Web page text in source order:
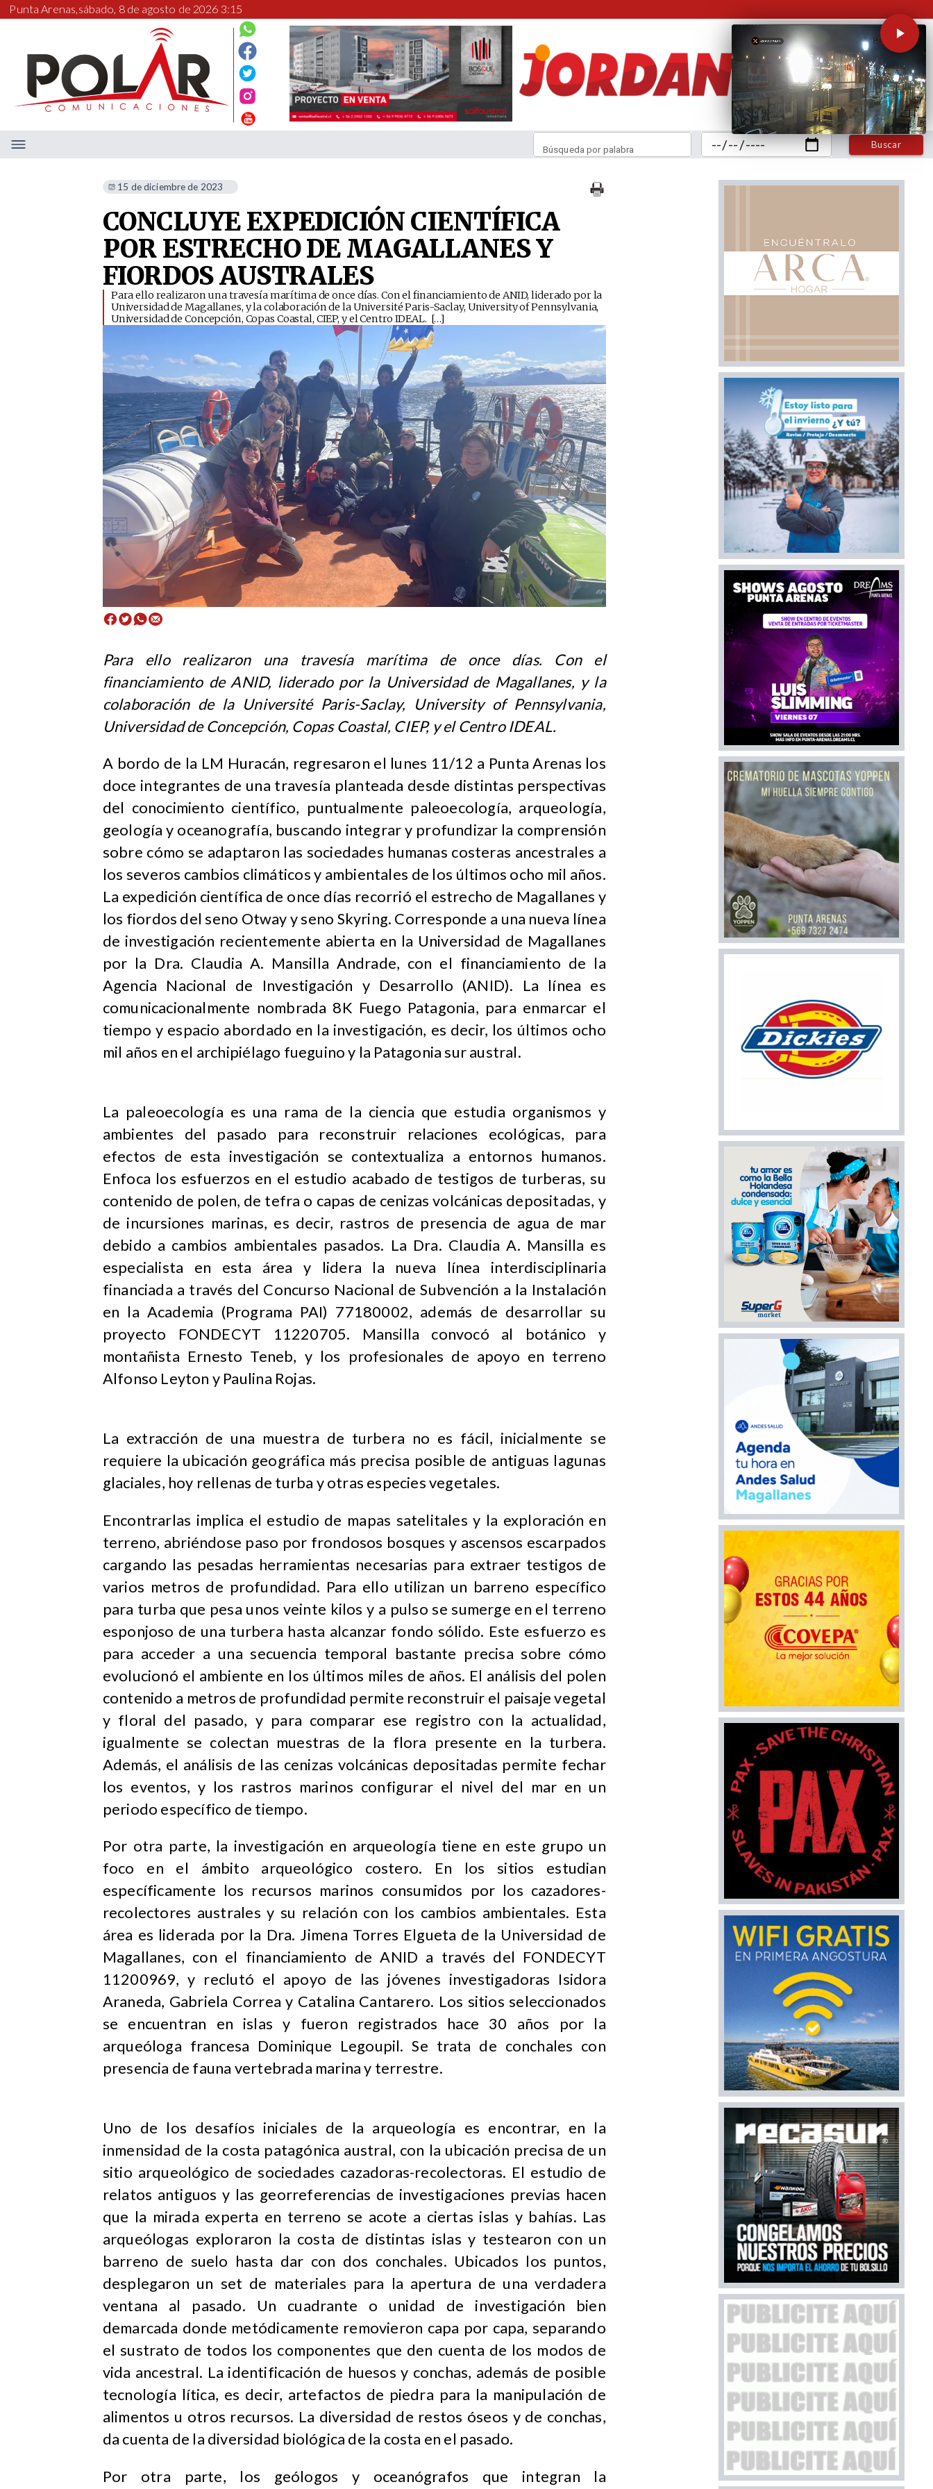
Punta Arenas,sábado, 8 de agosto de 2026 3:15
Buscar
Búsqueda por palabra
15 de diciembre de 2023
CONCLUYE EXPEDICIÓN CIENTÍFICA
POR ESTRECHO DE MAGALLANES Y
FIORDOS AUSTRALES
Para ello realizaron una travesía marítima de once días. Con el financiamiento de ANID, liderado por la
Universidad de Magallanes, y la colaboración de la Université Paris-Saclay, University of Pennsylvania,
Universidad de Concepción, Copas Coastal, CIEP, y el Centro IDEAL. […]
Para ello realizaron una travesía marítima de once días. Con el
financiamiento de ANID, liderado por la Universidad de Magallanes, y la
colaboración de la Université Paris-Saclay, University of Pennsylvania,
Universidad de Concepción, Copas Coastal, CIEP, y el Centro IDEAL.
A bordo de la LM Huracán, regresaron el lunes 11/12 a Punta Arenas los
doce integrantes de una travesía planteada desde distintas perspectivas
del conocimiento científico, puntualmente paleoecología, arqueología,
geología y oceanografía, buscando integrar y profundizar la comprensión
sobre cómo se adaptaron las sociedades humanas costeras ancestrales a
los severos cambios climáticos y ambientales de los últimos ocho mil años.
La expedición científica de once días recorrió el estrecho de Magallanes y
los fiordos del seno Otway y seno Skyring. Corresponde a una nueva línea
de investigación recientemente abierta en la Universidad de Magallanes
por la Dra. Claudia A. Mansilla Andrade, con el financiamiento de la
Agencia Nacional de Investigación y Desarrollo (ANID). La línea es
comunicacionalmente nombrada 8K Fuego Patagonia, para enmarcar el
tiempo y espacio abordado en la investigación, es decir, los últimos ocho
mil años en el archipiélago fueguino y la Patagonia sur austral.
La paleoecología es una rama de la ciencia que estudia organismos y
ambientes del pasado para reconstruir relaciones ecológicas, para
efectos de esta investigación se contextualiza a entornos humanos.
Enfoca los esfuerzos en el estudio acabado de testigos de turberas, su
contenido de polen, de tefra o capas de cenizas volcánicas depositadas, y
de incursiones marinas, es decir, rastros de presencia de agua de mar
debido a cambios ambientales pasados. La Dra. Claudia A. Mansilla es
especialista en esta área y lidera la nueva línea interdisciplinaria
financiada a través del Concurso Nacional de Subvención a la Instalación
en la Academia (Programa PAI) 77180002, además de desarrollar su
proyecto FONDECYT 11220705. Mansilla convocó al botánico y
montañista Ernesto Teneb, y los profesionales de apoyo en terreno
Alfonso Leyton y Paulina Rojas.
La extracción de una muestra de turbera no es fácil, inicialmente se
requiere la ubicación geográfica más precisa posible de antiguas lagunas
glaciales, hoy rellenas de turba y otras especies vegetales.
Encontrarlas implica el estudio de mapas satelitales y la exploración en
terreno, abriéndose paso por frondosos bosques y ascensos escarpados
cargando las pesadas herramientas necesarias para extraer testigos de
varios metros de profundidad. Para ello utilizan un barreno específico
para turba que pesa unos veinte kilos y a pulso se sumerge en el terreno
esponjoso de una turbera hasta alcanzar fondo sólido. Este esfuerzo es
para acceder a una secuencia temporal bastante precisa sobre cómo
evolucionó el ambiente en los últimos miles de años. El análisis del polen
contenido a metros de profundidad permite reconstruir el paisaje vegetal
y floral del pasado, y para comparar ese registro con la actualidad,
igualmente se colectan muestras de la flora presente en la turbera.
Además, el análisis de las cenizas volcánicas depositadas permite fechar
los eventos, y los rastros marinos configurar el nivel del mar en un
periodo específico de tiempo.
Por otra parte, la investigación en arqueología tiene en este grupo un
foco en el ámbito arqueológico costero. En los sitios estudian
específicamente los recursos marinos consumidos por los cazadores-
recolectores australes y su relación con los cambios ambientales. Esta
área es liderada por la Dra. Jimena Torres Elgueta de la Universidad de
Magallanes, con el financiamiento de ANID a través del FONDECYT
11200969, y reclutó el apoyo de las jóvenes investigadoras Isidora
Araneda, Gabriela Correa y Catalina Cantarero. Los sitios seleccionados
se encuentran en islas y fueron registrados hace 30 años por la
arqueóloga francesa Dominique Legoupil. Se trata de conchales con
presencia de fauna vertebrada marina y terrestre.
Uno de los desafíos iniciales de la arqueología es encontrar, en la
inmensidad de la costa patagónica austral, con la ubicación precisa de un
sitio arqueológico de sociedades cazadoras-recolectoras. El estudio de
relatos antiguos y las georreferencias de investigaciones previas hacen
que la mirada experta en terreno se acote a ciertas islas y bahías. Las
arqueólogas exploraron la costa de distintas islas y testearon con un
barreno de suelo hasta dar con dos conchales. Ubicados los puntos,
desplegaron un set de materiales para la apertura de una verdadera
ventana al pasado. Un cuadrante o unidad de investigación bien
demarcada donde metódicamente removieron capa por capa, separando
el sustrato de todos los componentes que den cuenta de los modos de
vida ancestral. La identificación de huesos y conchas, además de posible
tecnología lítica, es decir, artefactos de piedra para la manipulación de
alimentos u otros recursos. La diversidad de restos óseos y de conchas,
da cuenta de la diversidad biológica de la costa en el pasado.
Por otra parte, los geólogos y oceanógrafos que integran la